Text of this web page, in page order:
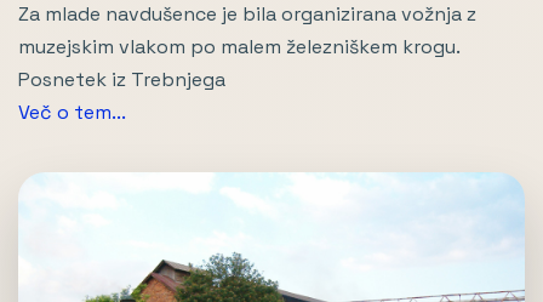
Za mlade navdušence je bila organizirana vožnja z
muzejskim vlakom po malem železniškem krogu.
Posnetek iz Trebnjega
Več o tem...